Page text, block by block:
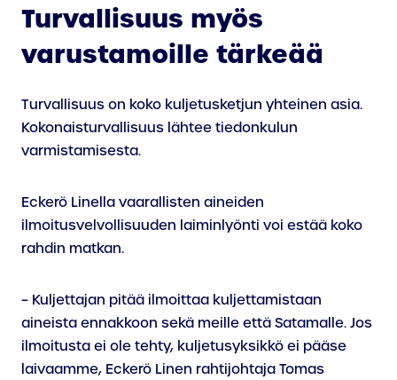
Turvallisuus myös
varustamoille tärkeää
Turvallisuus on koko kuljetusketjun yhteinen asia.
Kokonaisturvallisuus lähtee tiedonkulun
varmistamisesta.
Eckerö Linella vaarallisten aineiden
ilmoitusvelvollisuuden laiminlyönti voi estää koko
rahdin matkan.
– Kuljettajan pitää ilmoittaa kuljettamistaan
aineista ennakkoon sekä meille että Satamalle. Jos
ilmoitusta ei ole tehty, kuljetusyksikkö ei pääse
laivaamme, Eckerö Linen rahtijohtaja Tomas